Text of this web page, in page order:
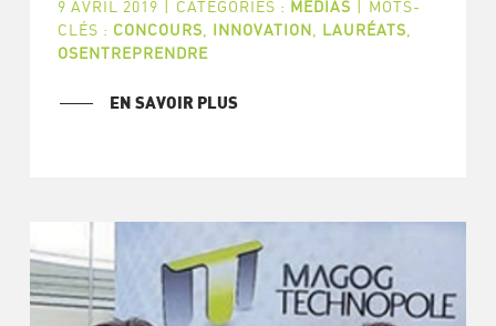
9 AVRIL 2019 CATÉGORIES : MÉDIAS
MOTS-
CLÉS : CONCOURS INNOVATION LAURÉATS
OSENTREPRENDRE
EN SAVOIR PLUS